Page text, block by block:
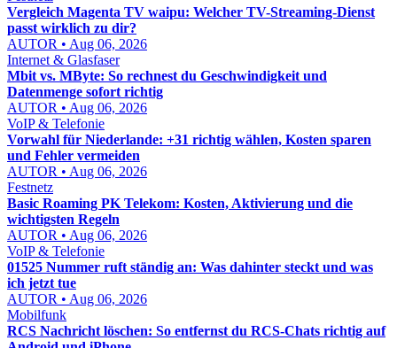
Vergleich Magenta TV waipu: Welcher TV-Streaming-Dienst
passt wirklich zu dir?
AUTOR • Aug 06, 2026
Internet & Glasfaser
Mbit vs. MByte: So rechnest du Geschwindigkeit und
Datenmenge sofort richtig
AUTOR • Aug 06, 2026
VoIP & Telefonie
Vorwahl für Niederlande: +31 richtig wählen, Kosten sparen
und Fehler vermeiden
AUTOR • Aug 06, 2026
Festnetz
Basic Roaming PK Telekom: Kosten, Aktivierung und die
wichtigsten Regeln
AUTOR • Aug 06, 2026
VoIP & Telefonie
01525 Nummer ruft ständig an: Was dahinter steckt und was
ich jetzt tue
AUTOR • Aug 06, 2026
Mobilfunk
RCS Nachricht löschen: So entfernst du RCS-Chats richtig auf